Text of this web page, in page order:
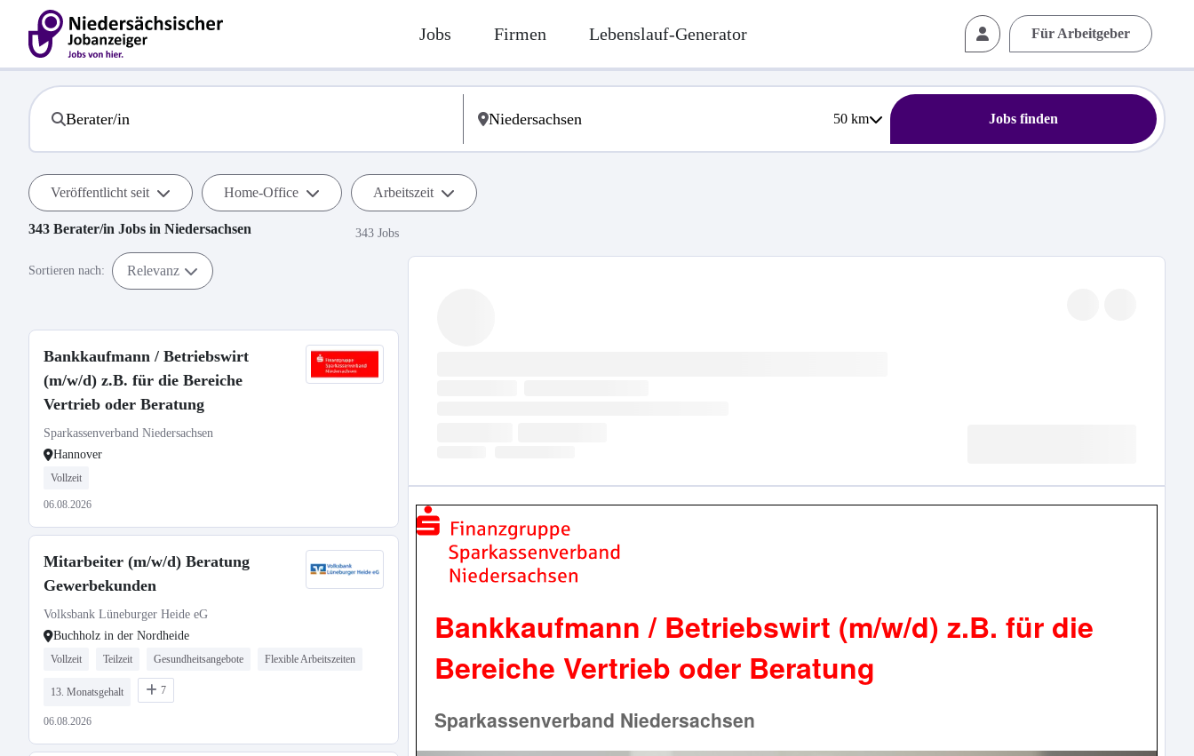
Jobs Firmen Lebenslauf-Generator Für Arbeitgeber
50km Jobs finden
Veröffentlicht seit Home-Office Arbeitszeit
343 Berater/in Jobs in Niedersachsen 343 Jobs
Sortieren nach: Relevanz
Bankkaufmann / Betriebswirt
(m/w/d) z.B. für die Bereiche
Vertrieb oder Beratung
Sparkassenverband Niedersachsen
Hannover
Vollzeit
06.08.2026
Mitarbeiter (m/w/d) Beratung
Gewerbekunden
Volksbank Lüneburger Heide eG
Buchholz in der Nordheide
Vollzeit Teilzeit Gesundheitsangebote Flexible Arbeitszeiten
13. Monatsgehalt 7
06.08.2026